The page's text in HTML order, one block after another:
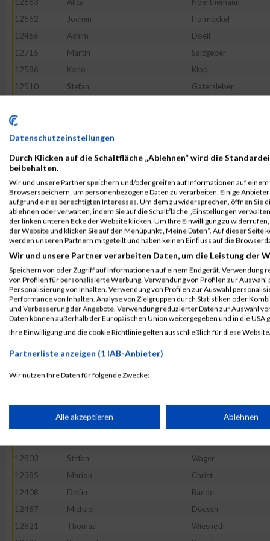
12562
Jochen Hofmockel
12466
Achim Doell
12715
Martin Salzgeber
12586
Karlo Kipp
12510
Stefan Gatersleben
12626
12488
Norbert
12795
Ralf Tumbrägel
12625
12472
Alexander Draheim
12754
Martin Schurig
12650
Christian Moenius
12844
Wilfried Zerrahn
12411
Peter Beck
12513
Christian Gehring
12560
Jürgen Hofmann
12409
Felix Baumgartner
12817
Markus Wendel
12479
Volker
12591
Alexander
12630
Marcel Litz
David
12803
Stefan Wager
12385
Marion Christ
12408
Delfin Bande
12467
Michael Doesch
12821
Thomas Wiesneth
Datenschutzeinstellungen
Durch Klicken auf die Schaltfläche „Ablehnen“ wird die
beibehalten.
Wir und unsere Partner speichern und/oder greifen auf Informationen auf einem
Browserspeichern, um personenbezogene Daten zu verarbeiten. Einige
aufgrund eines berechtigten Interesses. Um dem zu widersprechen, öffnen Sie
ablehnen oder verwalten, indem Sie auf die Schaltfläche „Einstellungen
der linken unteren Ecke der Website klicken. Um Ihre Einwilligung zu
der Website und klicken Sie auf den Menüpunkt „Meine Daten“. Auf dieser
werden unseren Partnern mitgeteilt und haben keinen Einfluss auf die
Wir und unsere Partner verarbeiten Daten, um die Leistung der
Speichern von oder Zugriff auf Informationen auf einem Endgerät. Verwendung
von Profilen für personalisierte Werbung. Verwendung von Profilen zur
Personalisierung von Inhalten. Verwendung von Profilen zur Auswahl
Performance von Inhalten. Analyse von Zielgruppen durch Statistiken oder
und Verbesserung der Angebote. Verwendung reduzierter Daten zur Auswahl
Daten können außerhalb der Europäischen Union weitergegeben und in die USA
Ihre Einwilligung und die cookie Richtlinie gelten ausschließlich für diese
Partnerliste anzeigen (1 IAB-Anbieter)
Wir nutzen Ihre Daten für folgende Zwecke:
Speichern von oder Zugriff auf Informationen auf einem
Erstellung von Profilen für personalisierte Werbung
Verwendung von Profilen zur Auswahl personalisierter Werbung
Alle akzeptieren Ablehnen